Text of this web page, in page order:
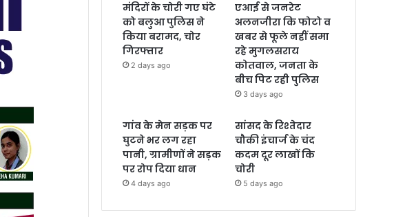
मंदिरों के चोरी गए घंटे
को बलुआ पुलिस ने
किया बरामद, चोर
गिरफ्तार
2 days ago
एआई से जनरेट
अलनजीरा कि फोटो व
खबर से फूले नहीं समा
रहे मुगलसराय
कोतवाल, जनता के
बीच पिट रही पुलिस
3 days ago
गांव के मेन सड़क पर
घुटने भर लग रहा
पानी, ग्रामीणों ने सड़क
पर रोप दिया धान
4 days ago
सांसद के रिश्तेदार
चौकी इंचार्ज के चंद
कदम दूर लाखों कि
चोरी
5 days ago